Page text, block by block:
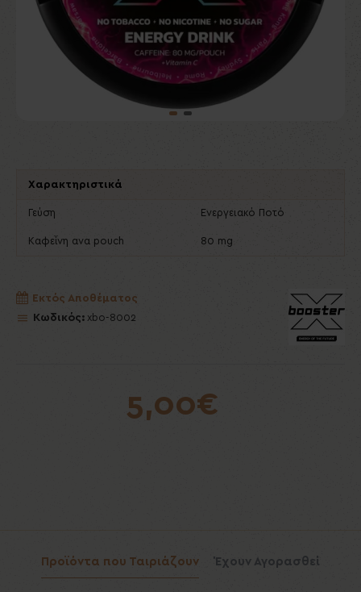
Χαρακτηριστικά
Γεύση Ενεργειακό Ποτό
Καφεΐνη ανα pouch 80 mg
5,00€
Εκτός Αποθέματος
Κωδικός: xbo-8002
Προϊόντα που Ταιριάζουν Έχουν Αγορασθεί